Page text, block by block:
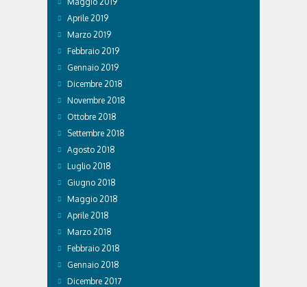
Aprile 2019
Marzo 2019
Febbraio 2019
Gennaio 2019
Dicembre 2018
Novembre 2018
Ottobre 2018
Settembre 2018
Agosto 2018
Luglio 2018
Giugno 2018
Maggio 2018
Aprile 2018
Marzo 2018
Febbraio 2018
Gennaio 2018
Dicembre 2017